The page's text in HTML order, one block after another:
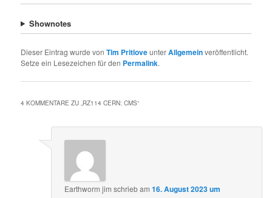
Shownotes
Dieser Eintrag wurde vonTim PritloveunterAllgemeinveröffentlicht.
Setze ein Lesezeichen für den Permalink.
4 KOMMENTARE ZU „ RZ114 CERN: CMS“
Earthworm jim schriebam16. August 2023 um